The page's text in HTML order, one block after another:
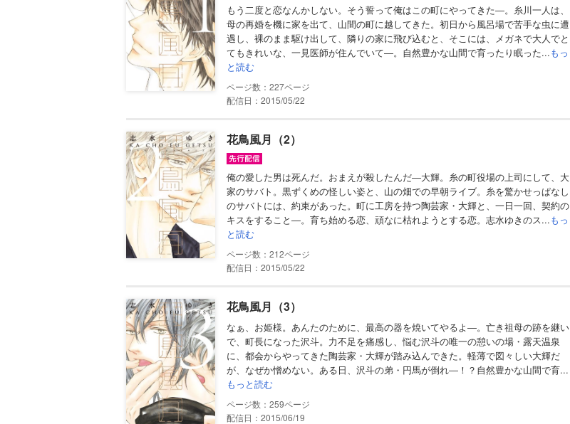
もう二度と恋なんかしない。そう誓って俺はこの町にやってきた―。糸川一人は、
母の再婚を機に家を出て、山間の町に越してきた。初日から風呂場で苦手な虫に遭
遇し、裸のまま駆け出して、隣りの家に飛び込むと、そこには、メガネで大人でと
てもきれいな、一見医師が住んでいて―。自然豊かな山間で育ったり眠った...もっ
と読む
227
配信日：2015/05/22
花鳥風月（2）
俺の愛した男は死んだ。おまえが殺したんだ―大輝。糸の町役場の上司にして、大
家のサバト。黒ずくめの怪しい姿と、山の畑での早朝ライブ。糸を驚かせっぱなし
のサバトには、約束があった。町に工房を持つ陶芸家・大輝と、一日一回、契約の
キスをすること―。育ち始める恋、頑なに枯れようとする恋。志水ゆきのス...もっ
と読む
212
配信日：2015/05/22
花鳥風月（3）
なぁ、お姫様。あんたのために、最高の器を焼いてやるよ―。亡き祖母の跡を継い
で、町長になった沢斗。力不足を痛感し、悩む沢斗の唯一の憩いの場・露天温泉
に、都会からやってきた陶芸家・大輝が踏み込んできた。軽薄で図々しい大輝だ
が、なぜか憎めない。ある日、沢斗の弟・円馬が倒れ―！？自然豊かな山間で育...
もっと読む
259
配信日：2015/06/19